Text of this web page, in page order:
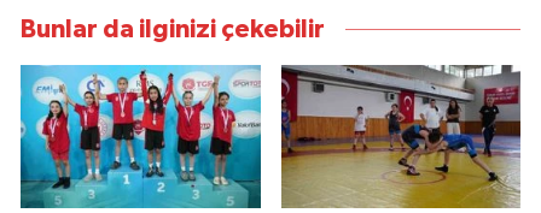
Bunlar da ilginizi çekebilir